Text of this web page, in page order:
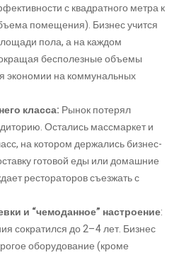
с квадратного метра к
помещения). Бизнес учится
пола, а на каждом
бесполезные объемы
экономии на коммунальных
класса: Рынок потерял
Остались массмаркет и
на котором держались бизнес-
готовой еды или домашние
рестораторов съезжать с
и “чемоданное” настроение:
сократился до 2–4 лет. Бизнес
оборудование (кроме